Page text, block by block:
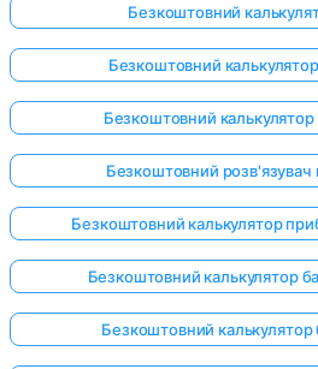
Безкоштовний
Безкоштовний калькулятор
Безкоштовний калькулятор
Безкоштовний розв'язувач
Безкоштовний калькулятор
Безкоштовний калькулятор
Безкоштовний калькулятор